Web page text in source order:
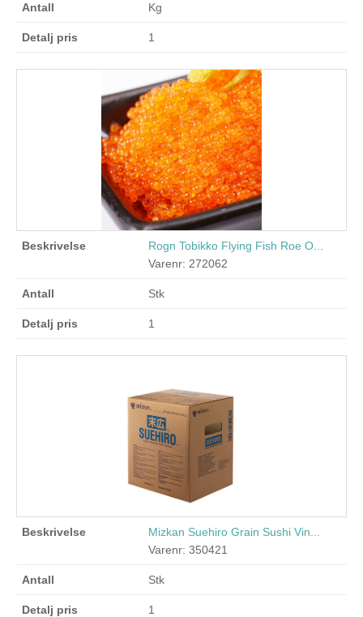
Kg
1
Rogn Tobikko Flying Fish Roe O...
Varenr: 272062
Stk
1
Mizkan Suehiro Grain Sushi Vin...
Varenr: 350421
Stk
1